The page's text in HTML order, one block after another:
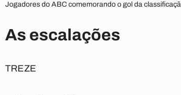
Jogadores do ABC comemorando o gol da
As escalações
TREZE